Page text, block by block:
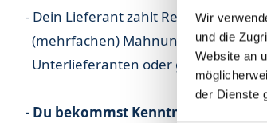
Wir
und die
Website an
der Dienste
- Dein Lieferant zahlt Rechnungen
(mehrfachen) Mahnungen: hier
Unterlieferanten oder gute
- Du bekommst Kenntnis davon,